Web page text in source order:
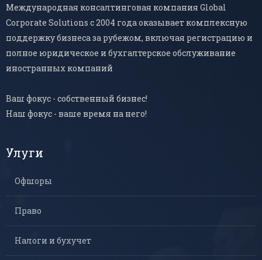
Международная консалтинговая компания Global
Corporate Solutions с 2004 года оказывает комплексную
поддержку бизнеса за рубежом, включая регистрацию и
полное юридическое и бухгалтерское обслуживание
иностранных компаний
Ваш фокус - собственный бизнес!
Наш фокус - ваше время на него!
Улуги
Офшоры
Право
Налоги и бухучет